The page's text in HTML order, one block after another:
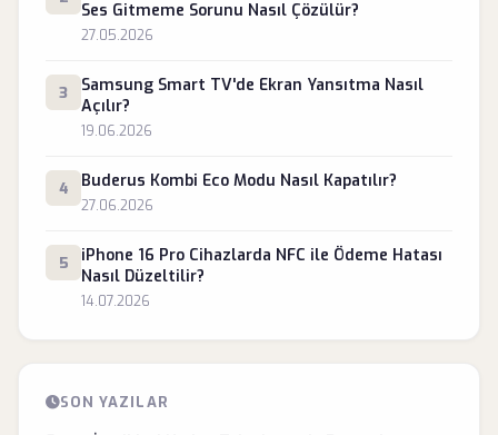
Ses Gitmeme Sorunu Nasıl Çözülür?
27.05.2026
3
Samsung Smart TV'de Ekran Yansıtma Nasıl
Açılır?
19.06.2026
4 Buderus Kombi Eco Modu Nasıl Kapatılır?
27.06.2026
5
iPhone 16 Pro Cihazlarda NFC ile Ödeme Hatası
Nasıl Düzeltilir?
14.07.2026
SON YAZILAR